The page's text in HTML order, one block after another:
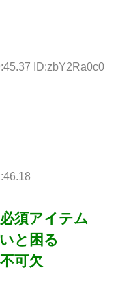
ID:zbY2Ra0c0
須アイテム
と困る
可欠